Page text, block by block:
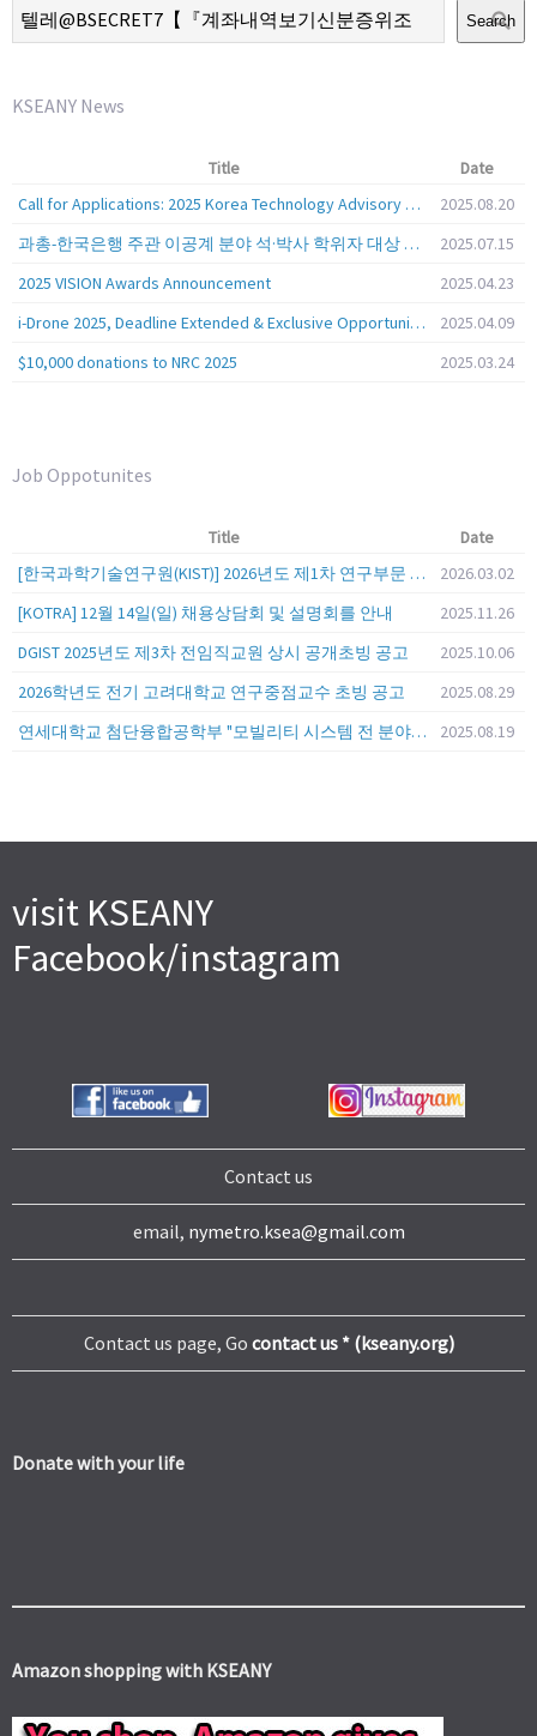
Search
KSEANY News
Title
Date
Call for Applications: 2025 Korea Technology Advisory Group (K-TAG)
2025.08.20
과총-한국은행 주관 이공계 분야 석·박사 학위자 대상 서베이
2025.07.15
2025 VISION Awards Announcement
2025.04.23
i-Drone 2025, Deadline Extended & Exclusive Opportunity to Travel to Korea!
2025.04.09
$10,000 donations to NRC 2025
2025.03.24
Job Oppotunites
Title
Date
[한국과학기술연구원(KIST)] 2026년도 제1차 연구부문 공개채용 안내
2026.03.02
[KOTRA] 12월 14일(일) 채용상담회 및 설명회를 안내
2025.11.26
DGIST 2025년도 제3차 전임직교원 상시 공개초빙 공고
2025.10.06
2026학년도 전기 고려대학교 연구중점교수 초빙 공고
2025.08.29
연세대학교 첨단융합공학부 "모빌리티 시스템 전 분야" 전임교원 특별채용 (2026년 9월 1일자 임용 예정)
2025.08.19
visit KSEANY
Facebook/instagram
Contact us
email, nymetro.ksea@gmail.com
Contact us page, Go contact us * (kseany.org)
Donate with your life
Amazon shopping with KSEANY